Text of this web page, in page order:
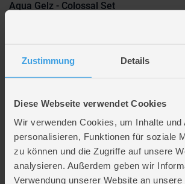
Zustimmung Details
Diese Webseite verwendet Cookies
Wir verwenden Cookies, um Inhalte und
personalisieren, Funktionen für soziale
zu können und die Zugriffe auf unsere
analysieren. Außerdem geben wir
Verwendung unserer Website an
Aqua Gelz - Colossal Set
Einzigartige Figuren: Mit den Aqua Gelz entstehen
Einfache Anwendung: Man gibt die verschiedenen
Belieben in die enthaltenen Formen und taucht
flachen Motiv in eine tolle 3D Figur.
Kinder können die Figuren individuell gestalten und
spielen.
Erstellen von einzigartigen Figuren
Durch Wassereintauchen verwandelbar in 3D
Umfangreicher Inhalt im Set